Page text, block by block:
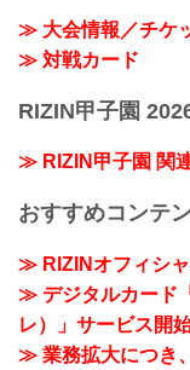
≫ 大会情報／チケ
≫ 対戦カード
RIZIN甲子園
≫ RIZIN甲子園 関
おすすめコンテ
≫ RIZINオフィシ
≫ デジタルカード
レ）」サービス開始
≫ 業務拡大につき